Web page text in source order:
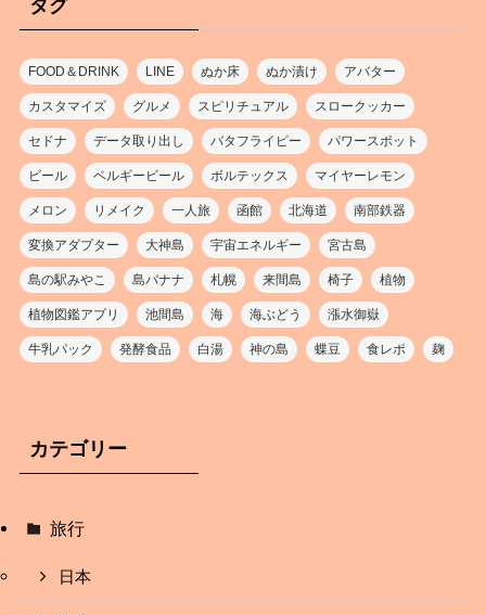
タグ
FOOD＆DRINK LINE ぬか床 ぬか漬け アバター
カスタマイズ グルメ スピリチュアル スロークッカー
セドナ データ取り出し バタフライピー パワースポット
ビール ベルギービール ボルテックス マイヤーレモン
メロン リメイク 一人旅 函館 北海道 南部鉄器
変換アダプター 大神島 宇宙エネルギー 宮古島
島の駅みやこ 島バナナ 札幌 来間島 椅子 植物
植物図鑑アプリ 池間島 海 海ぶどう 漲水御嶽
牛乳パック 発酵食品 白湯 神の島 蝶豆 食レポ 麹
カテゴリー
旅行
日本